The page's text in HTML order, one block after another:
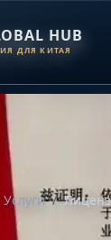
HUB
ДЛЯ КИТАЯ
Услуги /